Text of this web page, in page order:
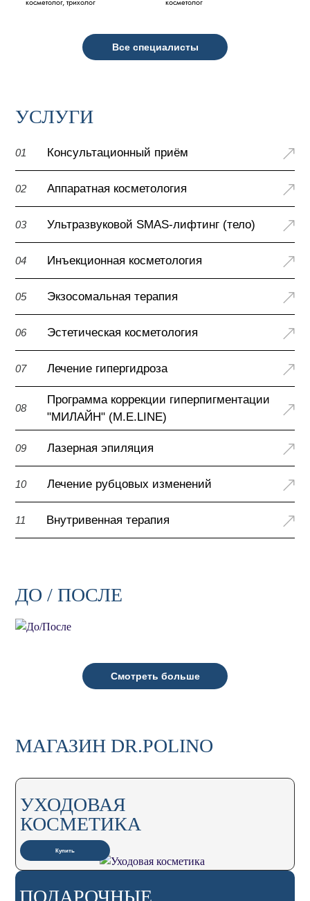
косметолог, трихолог
косметолог
Все специалисты
УСЛУГИ
01 Консультационный приём
02 Аппаратная косметология
03 Ультразвуковой SMAS-лифтинг (тело)
04 Инъекционная косметология
05 Экзосомальная терапия
06 Эстетическая косметология
07 Лечение гипергидроза
08
Программа коррекции гиперпигментации
"МИЛАЙН" (M.E.LINE)
09 Лазерная эпиляция
10 Лечение рубцовых изменений
11 Внутривенная терапия
ДО / ПОСЛЕ
Смотреть больше
МАГАЗИН DR.POLINO
УХОДОВАЯ
КОСМЕТИКА
Купить